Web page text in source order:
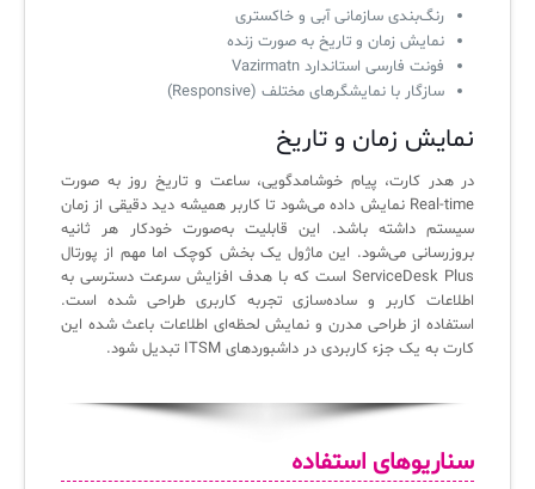
رنگ‌بندی سازمانی آبی و خاکستری
نمایش زمان و تاریخ به صورت زنده
فونت فارسی استاندارد Vazirmatn
سازگار با نمایشگرهای مختلف (Responsive)
نمایش زمان و تاریخ
در هدر کارت، پیام خوشامدگویی، ساعت و تاریخ روز به صورت
Real-time نمایش داده می‌شود تا کاربر همیشه دید دقیقی از زمان
سیستم داشته باشد. این قابلیت به‌صورت خودکار هر ثانیه
بروزرسانی می‌شود. این ماژول یک بخش کوچک اما مهم از پورتال
ServiceDesk Plus است که با هدف افزایش سرعت دسترسی به
اطلاعات کاربر و ساده‌سازی تجربه کاربری طراحی شده است.
استفاده از طراحی مدرن و نمایش لحظه‌ای اطلاعات باعث شده این
کارت به یک جزء کاربردی در داشبوردهای ITSM تبدیل شود.
سناریوهای استفاده